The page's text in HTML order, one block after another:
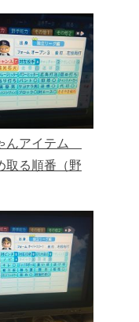
・・・
んアイテム
取る順番（野